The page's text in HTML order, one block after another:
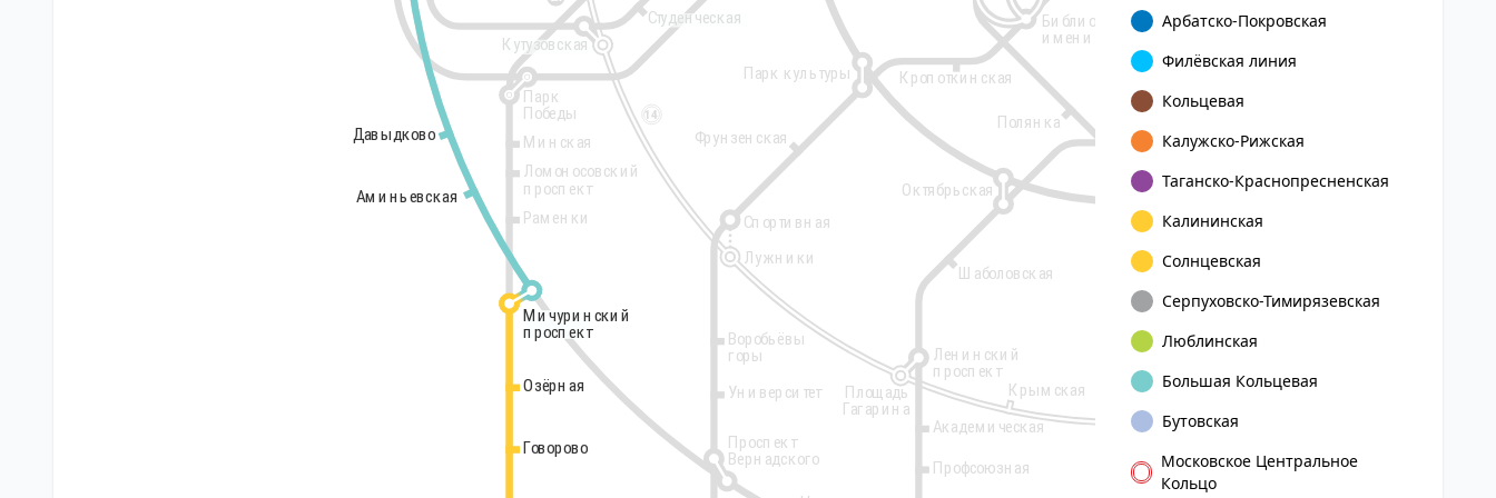
14
Добрынинская
Академическая
Профсоюзная
Нагорная
Верхние
Котлы
Крымская
Площадь
Гагарина
Лужники
Минская
Ломоносовский
проспект
Раменки
Парк
Победы
Спортивная
Фрунзенская
Парк культуры Кропоткинская
Библиотека
имени Ленина
Новокузнецкая
Октябрьская
Ленинский
проспект
Шаболовская
Проспект
Вернадского
Тульская
Полянка
Воробьёвы
горы
Университет
Говорово
Озёрная
Мичуринский
проспект
Аминьевская
Давыдково
Третьяковская
Кутузовская
Студенческая
Говорово
Озёрная
Мичуринский
проспект
Аминьевская
Давыдково
Арбатско-Покровская
Филёвская линия
Кольцевая
Калужско-Рижская
Таганско-Краснопресненская
Калининская
Солнцевская
Серпуховско-Тимирязевская
Люблинская
Большая Кольцевая
Бутовская
Московское Центральное
Кольцо